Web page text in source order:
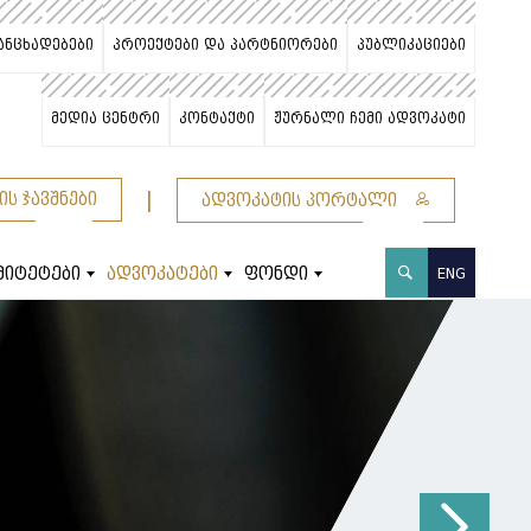
პროექტები და პარტნიორები პუბლიკაციები
მედია ცენტრი კონტაქტი ჟურნალი ჩემი ადვოკატი
ჯავშნები ადვოკატის პორტალი
ადვოკატები ფონდი ENG